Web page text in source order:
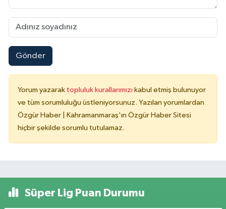
Gönder
Yorum yazarak topluluk kurallarımızı kabul etmiş bulunuyor
ve tüm sorumluluğu üstleniyorsunuz. Yazılan yorumlardan
Özgür Haber | Kahramanmaraş'ın Özgür Haber Sitesi
hiçbir şekilde sorumlu tutulamaz.
Süper Lig Puan Durumu